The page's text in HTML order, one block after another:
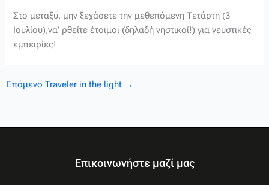
Στο μεταξύ, μην ξεχάσετε την μεθεπόμενη Τετάρτη (3
Ιουλίου),να’ ρθείτε έτοιμοι (δηλαδή νηστικοί!) για γευστικές
εμπειρίες!
Επόμενο Traveler in the light →
Επικοινωνήστε μαζί μας